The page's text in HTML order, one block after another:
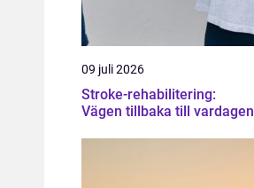
09 juli 2026
Stroke-rehabilitering:
Vägen tillbaka till vardagen